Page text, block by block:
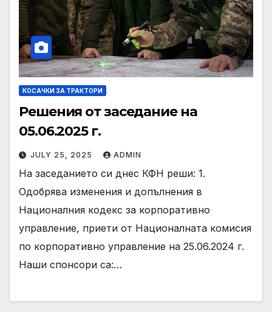
КОСАЧКИ ЗА ТРАКТОРИ
Решения от заседание на
05.06.2025 г.
JULY 25, 2025 ADMIN
На заседанието си днес КФН реши: 1.
Одобрява изменения и допълнения в
Националния кодекс за корпоративно
управление, приети от Националната комисия
по корпоративно управление на 25.06.2024 г.
Наши спонсори са:…